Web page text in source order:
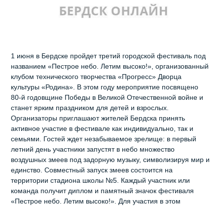
1 июня в Бердске пройдет третий городской фестиваль под
названием «Пестрое небо. Летим высоко!», организованный
клубом технического творчества «Прогресс» Дворца
культуры «Родина». В этом году мероприятие посвящено
80-й годовщине Победы в Великой Отечественной войне и
станет ярким праздником для детей и взрослых.
Организаторы приглашают жителей Бердска принять
активное участие в фестивале как индивидуально, так и
семьями. Гостей ждет незабываемое зрелище: в первый
летний день участники запустят в небо множество
воздушных змеев под задорную музыку, символизируя мир и
единство. Совместный запуск змеев состоится на
территории стадиона школы №5. Каждый участник или
команда получит диплом и памятный значок фестиваля
«Пестрое небо. Летим высоко!». Для участия в этом